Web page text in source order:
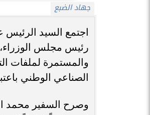
جهاد الضبع
اجتمع السيد الرئيس
رئيس مجلس الوزراء،
والمستمرة لملفات
الصناعي الوطني
وصرح السفير محمد